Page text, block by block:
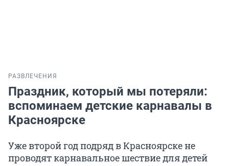
РАЗВЛЕЧЕНИЯ
Праздник, который мы потеряли:
вспоминаем детские карнавалы в
Красноярске
Уже второй год подряд в Красноярске не
проводят карнавальное шествие для детей